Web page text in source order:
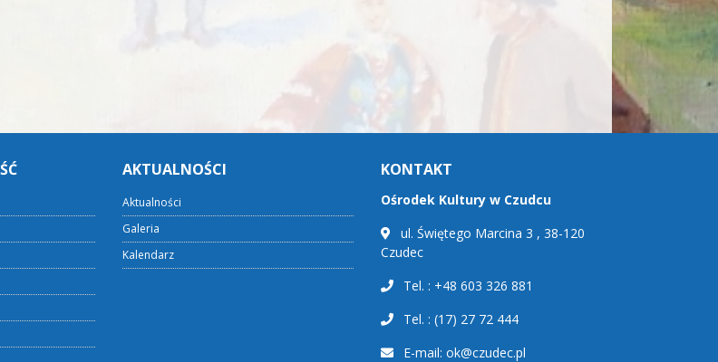
AKTUALNOŚCI
Aktualności
Galeria
Kalendarz
KONTAKT
Ośrodek Kultury w Czudcu
ul. Świętego Marcina 3 , 38-120
Czudec
Tel. : +48 603 326 881
Tel. : (17) 27 72 444
E-mail: ok@czudec.pl